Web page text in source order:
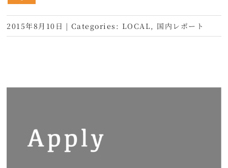
2015年8月10日 | Categories: LOCAL, 国内レポート